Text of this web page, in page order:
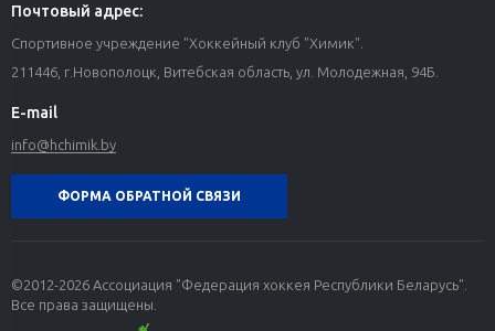
Почтовый адрес:
Спортивное учреждение "Хоккейный клуб "Химик".
211446, г.Новополоцк, Витебская область, ул. Молодежная, 94Б.
E-mail
info@hchimik.by
ФОРМА ОБРАТНОЙ СВЯЗИ
©2012-2026 Ассоциация "Федерация хоккея Республики Беларусь".
Все права защищены.